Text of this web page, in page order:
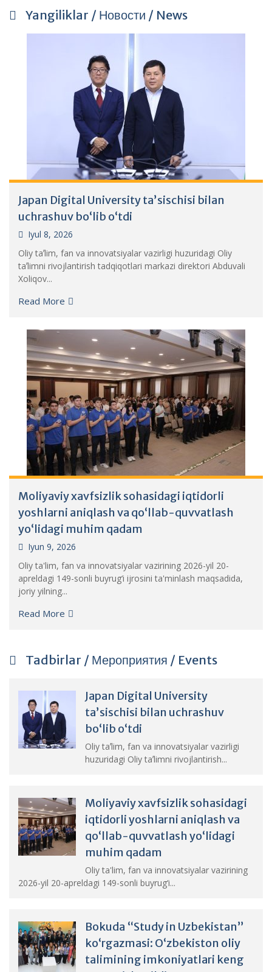
Yangiliklar / Новости / News
Japan Digital University taʼsischisi bilan
uchrashuv boʻlib oʻtdi
Iyul 8, 2026
Oliy taʼlim, fan va innovatsiyalar vazirligi huzuridagi Oliy
taʼlimni rivojlantirish tadqiqotlari markazi direktori Abduvali
Xoliqov...
Read More
Moliyaviy xavfsizlik sohasidagi iqtidorli
yoshlarni aniqlash va qo‘llab-quvvatlash
yo‘lidagi muhim qadam
Iyun 9, 2026
Oliy ta'lim, fan va innovatsiyalar vazirining 2026-yil 20-
apreldagi 149-sonli buyrug‘i ijrosini ta'minlash maqsadida,
joriy yilning...
Read More
Tadbirlar / Мероприятия / Events
Japan Digital University
taʼsischisi bilan uchrashuv
boʻlib oʻtdi
Oliy taʼlim, fan va innovatsiyalar vazirligi
huzuridagi Oliy taʼlimni rivojlantirish...
Moliyaviy xavfsizlik sohasidagi
iqtidorli yoshlarni aniqlash va
qo‘llab-quvvatlash yo‘lidagi
muhim qadam
Oliy ta'lim, fan va innovatsiyalar vazirining
2026-yil 20-apreldagi 149-sonli buyrug‘i...
Bokuda “Study in Uzbekistan”
ko‘rgazmasi: O‘zbekiston oliy
talimining imkoniyatlari keng